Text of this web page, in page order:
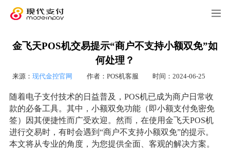
金飞天POS机交易提示“商户不支持小额双免”如
何处理？
来源： 现代金控官网 作者：POS机客服 时间：2024-06-25
随着电子支付技术的日益普及，POS机已成为商户日常收
款的必备工具。其中，小额双免功能（即小额支付免密免
签）因其便捷性而广受欢迎。然而，在使用金飞天POS机
进行交易时，有时会遇到“商户不支持小额双免”的提示。
本文将从专业的角度，为您提供全面、客观的解决方案。